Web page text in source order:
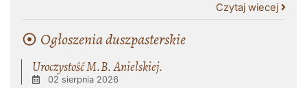
Czytaj wiecej
Ogłoszenia duszpasterskie
Uroczystość M.B. Anielskiej.
02 sierpnia 2026